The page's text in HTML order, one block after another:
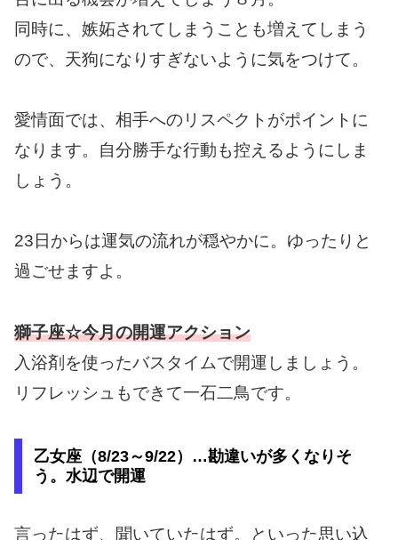
同時に、嫉妬されてしまうことも増えてしまう
ので、天狗になりすぎないように気をつけて。
愛情面では、相手へのリスペクトがポイントに
なります。自分勝手な行動も控えるようにしま
しょう。
23日からは運気の流れが穏やかに。ゆったりと
過ごせますよ。
獅子座☆今月の開運アクション
入浴剤を使ったバスタイムで開運しましょう。
リフレッシュもできて一石二鳥です。
乙女座（8/23～9/22）…勘違いが多くなりそ
う。水辺で開運
言ったはず、聞いていたはず。といった思い込